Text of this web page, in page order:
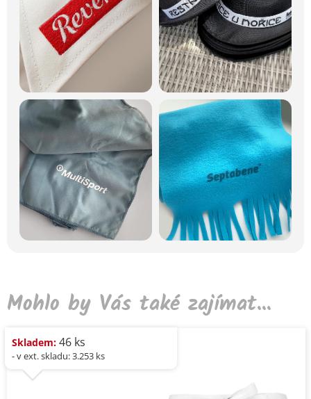
Mohlo by Vás také zajímat...
Skladem: 46 ks
- v ext. skladu: 3.253 ks